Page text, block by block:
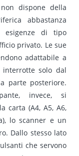
dispone della
abbastanza
esigenze di tipo
privato. Le sue
adattabile a
solo dal
parte posteriore.
invece, si
carta (A4, A5, A6,
lo scanner e un
Dallo stesso lato
che servono